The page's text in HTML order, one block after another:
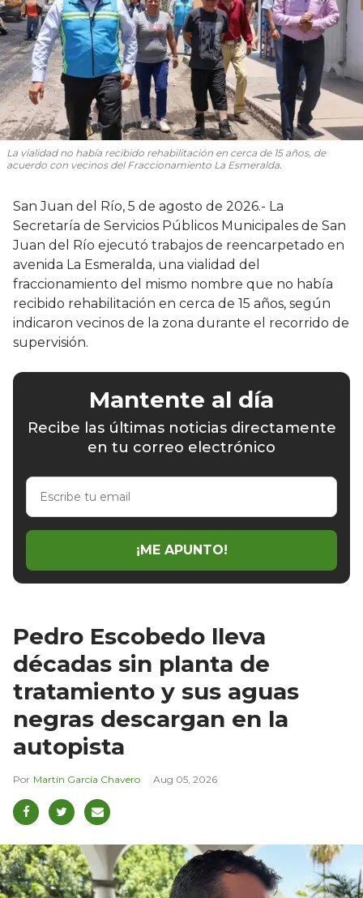
La vialidad no había recibido rehabilitación en cerca de 15 años, de
acuerdo con vecinos del Fraccionamiento La Esmeralda.
San Juan del Río, 5 de agosto de 2026.- La
Secretaría de Servicios Públicos Municipales de San
Juan del Río ejecutó trabajos de reencarpetado en
avenida La Esmeralda, una vialidad del
fraccionamiento del mismo nombre que no había
recibido rehabilitación en cerca de 15 años, según
indicaron vecinos de la zona durante el recorrido de
supervisión.
Mantente al día
Recibe las últimas noticias directamente
en tu correo electrónico
Escribe
email
¡ME APUNTO!
Pedro Escobedo lleva
décadas sin planta de
tratamiento y sus aguas
negras descargan en la
autopista
Martín García Chavero Aug 05, 2026